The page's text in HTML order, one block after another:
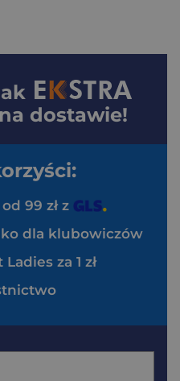
dostawie!
99 zł z
dla klubowiczów
za 1 zł